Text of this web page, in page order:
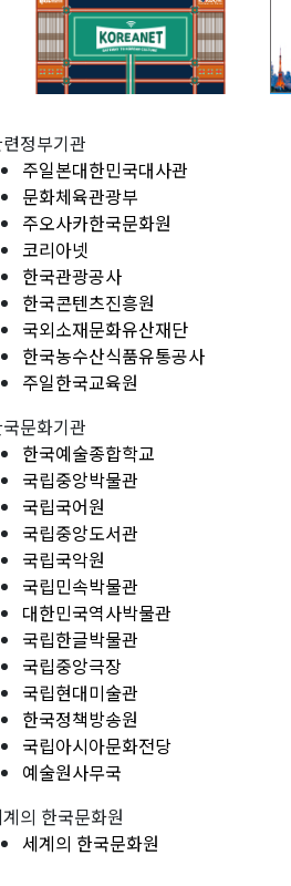
정부기관
주일본대한민국대사관
문화체육관광부
주오사카한국문화원
코리아넷
한국관광공사
한국콘텐츠진흥원
국외소재문화유산재단
한국농수산식품유통공사
주일한국교육원
문화기관
한국예술종합학교
국립중앙박물관
국립국어원
국립중앙도서관
국립국악원
국립민속박물관
대한민국역사박물관
국립한글박물관
국립중앙극장
국립현대미술관
한국정책방송원
국립아시아문화전당
예술원사무국
의 한국문화원
세계의 한국문화원